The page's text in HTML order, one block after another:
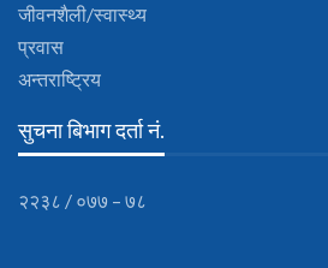
जीवनशैली/स्वास्थ्य
प्रवास
अन्तराष्ट्रिय
सुचना बिभाग दर्ता नं.
२२३८ / ०७७ – ७८